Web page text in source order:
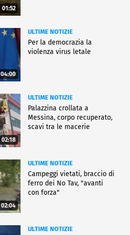
01:52
04:00
ULTIME NOTIZIE
Per la democrazia la
violenza virus letale
02:18
ULTIME NOTIZIE
Palazzina crollata a
Messina, corpo recuperato,
scavi tra le macerie
02:04
ULTIME NOTIZIE
Campeggi vietati, braccio di
ferro dei No Tav, "avanti
con forza"
ULTIME NOTIZIE